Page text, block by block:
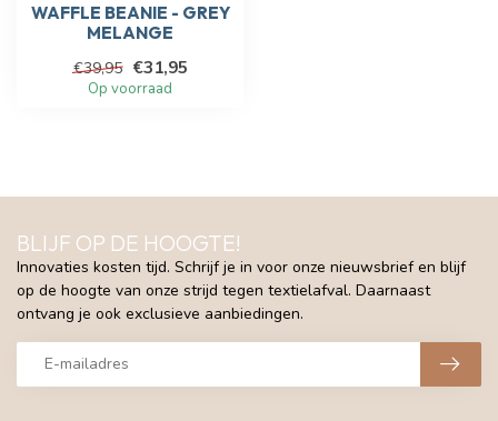
WAFFLE BEANIE - GREY
MELANGE
€39,95 €31,95
Op voorraad
BLIJF OP DE HOOGTE!
Innovaties kosten tijd. Schrijf je in voor onze nieuwsbrief en blijf
op de hoogte van onze strijd tegen textielafval. Daarnaast
ontvang je ook exclusieve aanbiedingen.